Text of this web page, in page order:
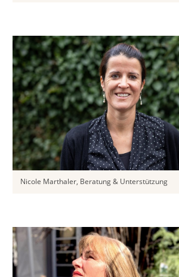
Nicole Marthaler, Beratung & Unterstützung